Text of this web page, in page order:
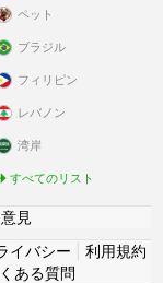
ペット
ブラジル
フィリピン
レバノン
湾岸
すべてのリスト
意見
イバシー
利用規約
ある質問